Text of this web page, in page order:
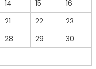
14 15
16
21 22
23
28 29
30